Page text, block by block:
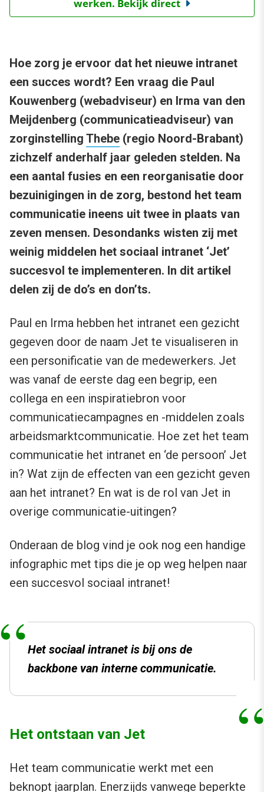
werken. Bekijk direct
Hoe zorg je ervoor dat het nieuwe intranet
een succes wordt? Een vraag die Paul
Kouwenberg (webadviseur) en Irma van den
Meijdenberg (communicatieadviseur) van
zorginstelling Thebe (regio Noord-Brabant)
zichzelf anderhalf jaar geleden stelden. Na
een aantal fusies en een reorganisatie door
bezuinigingen in de zorg, bestond het team
communicatie ineens uit twee in plaats van
zeven mensen. Desondanks wisten zij met
weinig middelen het sociaal intranet ‘Jet’
succesvol te implementeren. In dit artikel
delen zij de do’s en don’ts.
Paul en Irma hebben het intranet een gezicht
gegeven door de naam Jet te visualiseren in
een personificatie van de medewerkers. Jet
was vanaf de eerste dag een begrip, een
collega en een inspiratiebron voor
communicatiecampagnes en -middelen zoals
arbeidsmarktcommunicatie. Hoe zet het team
communicatie het intranet en ‘de persoon’ Jet
in? Wat zijn de effecten van een gezicht geven
aan het intranet? En wat is de rol van Jet in
overige communicatie-uitingen?
Onderaan de blog vind je ook nog een handige
infographic met tips die je op weg helpen naar
een succesvol sociaal intranet!
Het sociaal intranet is bij ons de
backbone van interne communicatie.
Het ontstaan van Jet
Het team communicatie werkt met een
beknopt jaarplan. Enerzijds vanwege beperkte